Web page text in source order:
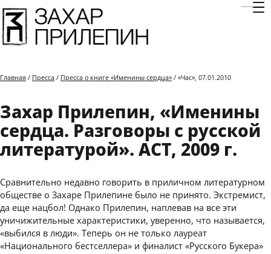
Главная / Пресса / Пресса о книге «Именины сердца» / «Час», 07.01.2010
Захар Прилепин, «Именины
сердца. Разговоры с русской
литературой». АСТ, 2009 г.
Сравнительно недавно говорить в приличном литературном
обществе о Захаре Прилепине было не принято. Экстремист,
да еще нацбол! Однако Прилепин, наплевав на все эти
уничижительные характеристики, уверенно, что называется,
«выбился в люди». Теперь он не только лауреат
«Национального бестселлера» и финалист «Русского Букера»